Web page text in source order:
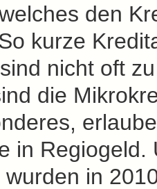
den
kurze
nicht oft
die
in Regiogeld.
wurden in